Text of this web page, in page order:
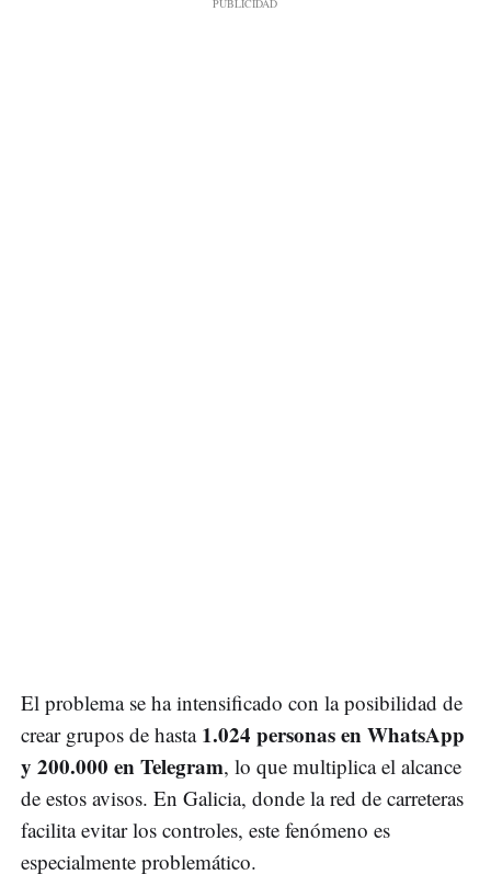
El problema se ha intensificado con la posibilidad de
crear grupos de hasta 1.024 personas en WhatsApp
y 200.000 en Telegram, lo que multiplica el alcance
de estos avisos. En Galicia, donde la red de carreteras
facilita evitar los controles, este fenómeno es
especialmente problemático.